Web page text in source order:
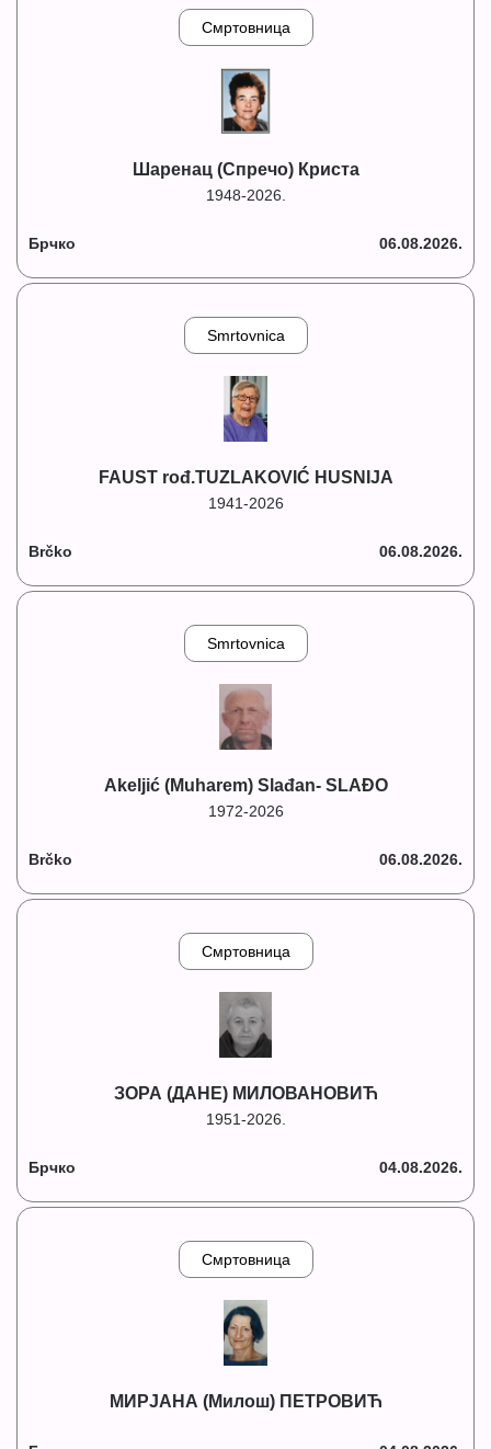
Смртовница
Шаренац (Спречо) Криста
1948-2026.
Брчко 06.08.2026.
Smrtovnica
FAUST rođ.TUZLAKOVIĆ HUSNIJA
1941-2026
Brčko 06.08.2026.
Smrtovnica
Akeljić (Muharem) Slađan- SLAĐO
1972-2026
Brčko 06.08.2026.
Смртовница
ЗОРА (ДАНЕ) МИЛОВАНОВИЋ
1951-2026.
Брчко 04.08.2026.
Смртовница
МИРЈАНА (Милош) ПЕТРОВИЋ